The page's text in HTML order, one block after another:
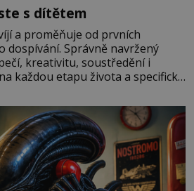
s dítětem
a proměňuje od prvních
dospívání. Správně navržený
kreativitu, soustředění i
každou etapu života a specifické
by pokoj miminka měl působit
Předškolní věk je